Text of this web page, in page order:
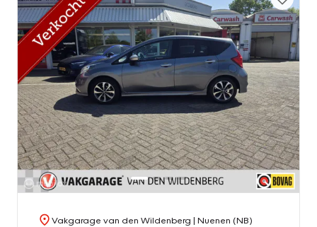
Vakgarage van den Wildenberg | Nuenen (NB)